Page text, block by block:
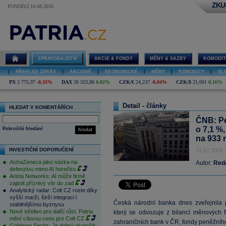
PONDĚLÍ 10.08.2026
ZPRAVODAJSTVÍ AKCIE & FONDY MĚNY & SAZBY
PŘEHLED ZPRÁV AKCIOVÉ EKONOMICKÉ MĚNY KOMODITY
PX 2 775,97 -0,33% DAX 26 323,88 0,02% CZK/€ 24,237 -0,04% CZK/$ 21,001 0,16%
HLEDAT V KOMENTÁŘÍCH
hledat
Pokročilé hledání
INVESTIČNÍ DOPORUČENÍ
AstraZeneca jako sázka na
defenzivu mimo AI horečku
Arista Networks: AI může firmě
zajistit příznivý vítr do zad
Analytický radar: Colt CZ roste díky
vyšší marži, širší integraci i
stabilnějšímu byznysu
Nové střelivo pro další růst. Patria
mění cílovou cenu pro Colt CZ
Detail - články
ČNB:
o 7,1
na 933
31.07.2009
Autor:
Česká národní banka dnes zveřejnila
který se odvozuje z bilancí měnových
zahraničních bank v ČR, fondy